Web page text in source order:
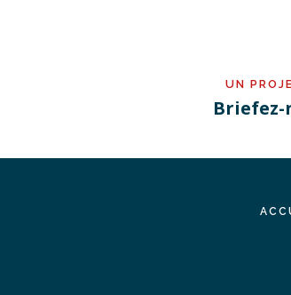
UN
Briefez-